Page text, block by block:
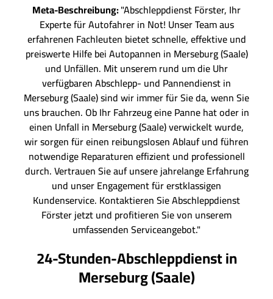
Meta-Beschreibung:"Abschleppdienst Förster, Ihr
Experte für Autofahrer in Not! Unser Team aus
erfahrenen Fachleuten bietet schnelle, effektive und
preiswerte Hilfe bei Autopannen in Merseburg (Saale)
und Unfällen. Mit unserem rund um die Uhr
verfügbaren Abschlepp- und Pannendienst in
Merseburg (Saale) sind wir immer für Sie da, wenn Sie
uns brauchen. Ob Ihr Fahrzeug eine Panne hat oder in
einen Unfall in Merseburg (Saale) verwickelt wurde,
wir sorgen für einen reibungslosen Ablauf und führen
notwendige Reparaturen effizient und professionell
durch. Vertrauen Sie auf unsere jahrelange Erfahrung
und unser Engagement für erstklassigen
Kundenservice. Kontaktieren Sie Abschleppdienst
Förster jetzt und profitieren Sie von unserem
umfassenden Serviceangebot."
24-Stunden-Abschleppdienst in
Merseburg (Saale)